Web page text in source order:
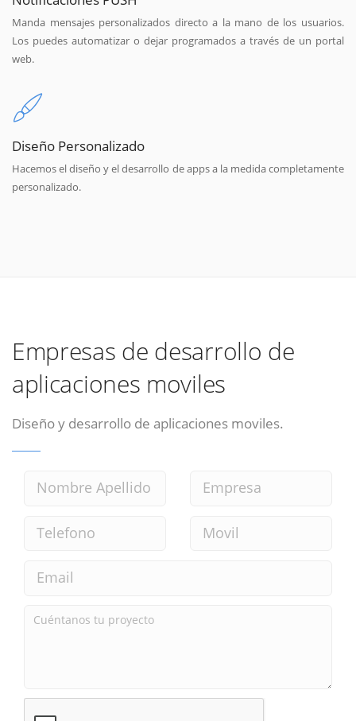
Manda mensajes personalizados directo a la mano de los usuarios.
Los puedes automatizar o dejar programados a través de un portal
web.
Diseño Personalizado
Hacemos el diseño y el desarrollo de apps a la medida completamente
personalizado.
Empresas de desarrollo de
aplicaciones moviles
Diseño y desarrollo de aplicaciones moviles.